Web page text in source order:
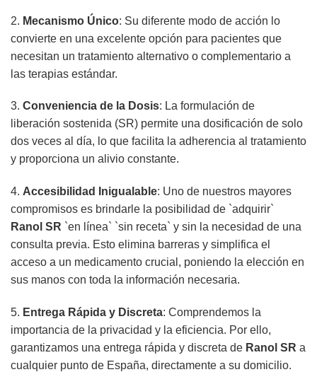
2. Mecanismo Único: Su diferente modo de acción lo
convierte en una excelente opción para pacientes que
necesitan un tratamiento alternativo o complementario a
las terapias estándar.
3. Conveniencia de la Dosis: La formulación de
liberación sostenida (SR) permite una dosificación de solo
dos veces al día, lo que facilita la adherencia al tratamiento
y proporciona un alivio constante.
4. Accesibilidad Inigualable: Uno de nuestros mayores
compromisos es brindarle la posibilidad de `adquirir`
Ranol SR `en línea` `sin receta` y sin la necesidad de una
consulta previa. Esto elimina barreras y simplifica el
acceso a un medicamento crucial, poniendo la elección en
sus manos con toda la información necesaria.
5. Entrega Rápida y Discreta: Comprendemos la
importancia de la privacidad y la eficiencia. Por ello,
garantizamos una entrega rápida y discreta de Ranol SR a
cualquier punto de España, directamente a su domicilio.